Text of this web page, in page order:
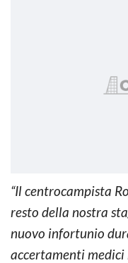
“Il centrocampista
resto della nostra
nuovo infortunio
accertamenti medici